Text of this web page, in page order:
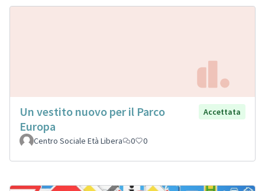
Un vestito nuovo per il Parco
Europa
Accettata
Centro Sociale Età Libera 0 0